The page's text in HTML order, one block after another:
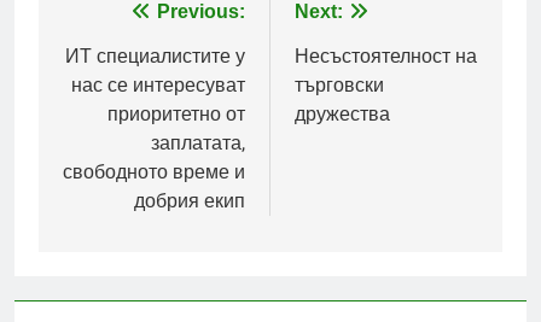
navigation
Previous:
ИТ специалистите у
нас се интересуват
приоритетно от
заплатата,
свободното време и
добрия екип
Next:
Несъстоятелност на
търговски
дружества